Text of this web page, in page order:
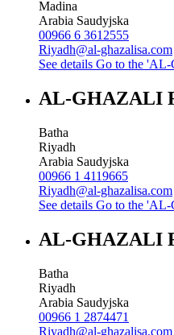
Madina
Arabia Saudyjska
00966 6 3612555
Riyadh@al-ghazalisa.com
See details Go to the
AL-GHAZALI
Batha
Riyadh
Arabia Saudyjska
00966 1 4119665
Riyadh@al-ghazalisa.com
See details Go to the
AL-GHAZALI
Batha
Riyadh
Arabia Saudyjska
00966 1 2874471
Riyadh@al-ghazalisa.com